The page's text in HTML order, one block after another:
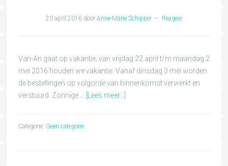
20 april 2016door Anne-Marie Schipper Reageer
Van-An gaat op vakantie; van vrijdag 22 april t/m maandag 2
mei 2016 houden we vakantie. Vanaf dinsdag 3 mei worden
de bestellingen op volgorde van binnenkomst verwerkt en
verstuurd. Zonnige …
[Lees meer...]
Categorie: Geen categorie